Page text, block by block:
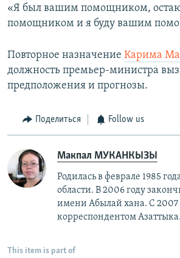
«Я был вашим помощником,
помощником и я буду вашим
Повторное назначение Карима
должность премьер-министра
предположения и прогнозы.
Поделиться Follow us
Макпал МУКАНКЫЗЫ
Родилась в феврале 1985
области. В 2006 году
имени Абылай хана. С 2007
корреспондентом Азаттыка.
This item is part of